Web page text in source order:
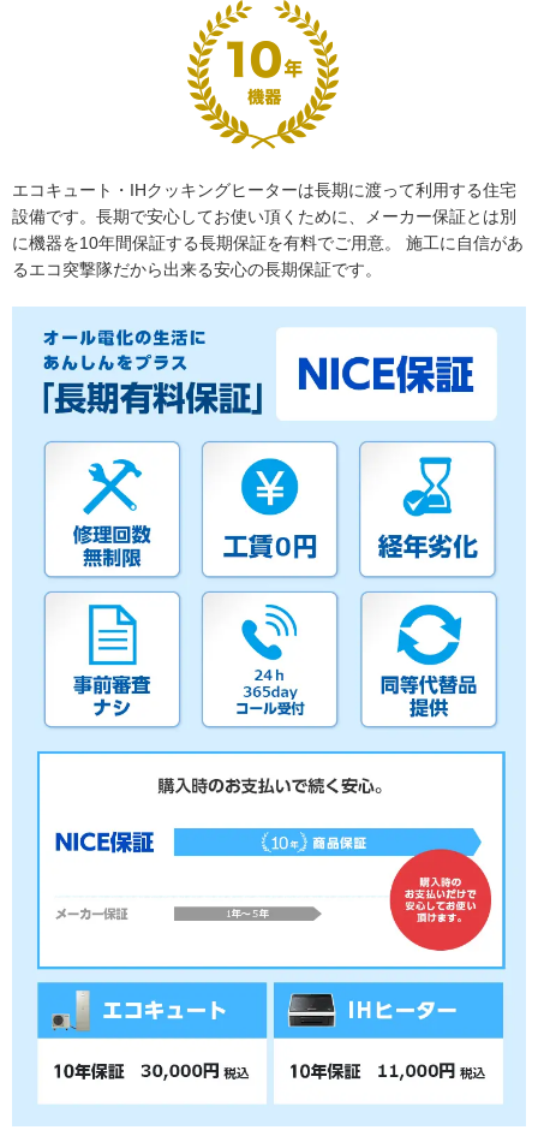
エコキュート・IHクッキングヒーターは長期に渡って利用する住宅
設備です。長期で安心してお使い頂くために、メーカー保証とは別
に機器を10年間保証する長期保証を有料でご用意。 施工に自信があ
るエコ突撃隊だから出来る安心の長期保証です。